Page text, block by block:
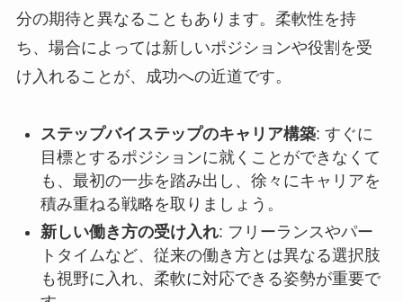
分の期待と異なることもあります。柔軟性を持
ち、場合によっては新しいポジションや役割を受
け入れることが、成功への近道です。
ステップバイステップのキャリア構築: すぐに
目標とするポジションに就くことができなくて
も、最初の一歩を踏み出し、徐々にキャリアを
積み重ねる戦略を取りましょう。
新しい働き方の受け入れ: フリーランスやパー
トタイムなど、従来の働き方とは異なる選択肢
も視野に入れ、柔軟に対応できる姿勢が重要で